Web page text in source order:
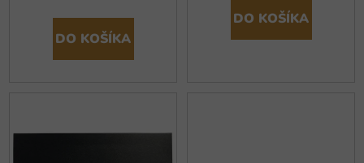
DO KOŠÍKA
DO KOŠÍKA